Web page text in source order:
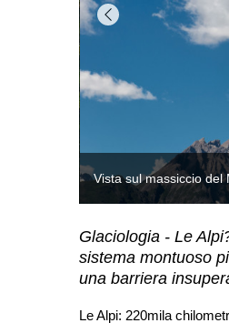
Glaciologia - Le
sistema montuoso
una barriera
Le Alpi: 220mila